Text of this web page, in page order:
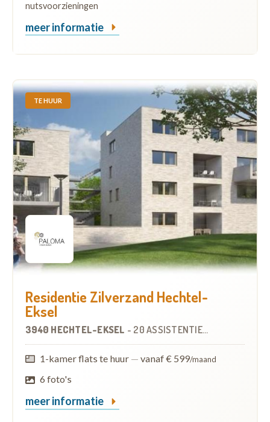
nutsvoorzieningen
meer informatie
TE HUUR
Residentie Zilverzand Hechtel-
Eksel
3940 HECHTEL-EKSEL - 20 ASSISTENTIEWONINGEN
1-kamer flats te huur — vanaf € 599/maand
6 foto's
meer informatie